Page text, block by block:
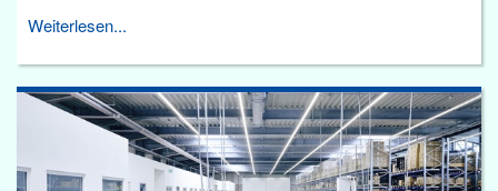
Weiterlesen...